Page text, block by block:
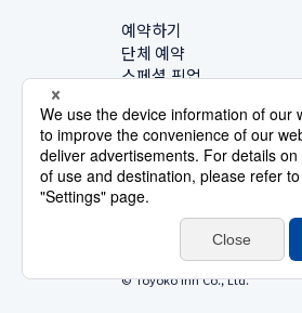
예약하기
단체 예약
스페셜 픽업
© Toyoko Inn Co., Ltd.